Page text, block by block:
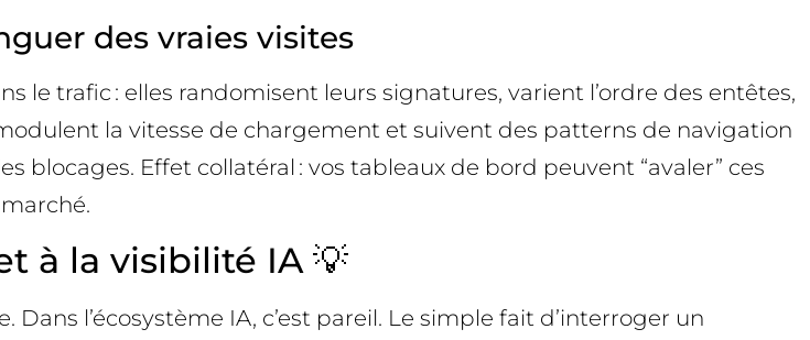
des vraies visites
le trafic : elles randomisent leurs signatures, varient l’ordre des entêtes,
la vitesse de chargement et suivent des patterns de navigation
blocages. Effet collatéral : vos tableaux de bord peuvent “avaler” ces
à la visibilité IA 💡
l’écosystème IA, c’est pareil. Le simple fait d’interroger un